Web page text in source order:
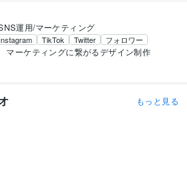
運用/マーケティング
Instagram TikTok Twitter フォロワー
マーケティングに繋がるデザイン制作
もっと見る